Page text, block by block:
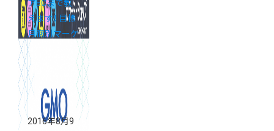
アECまで教
えます！ 目標
月商別マーケ
ティングセミ
ナー《2/4(土)
開催》
2016年8月9